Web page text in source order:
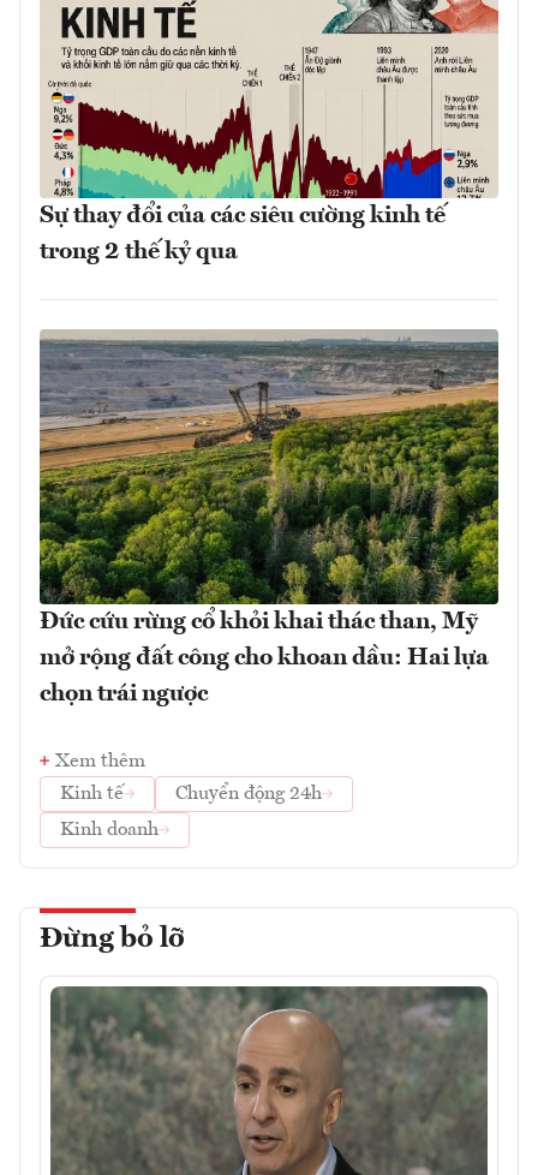
Sự thay đổi của các siêu cường kinh tế
trong 2 thế kỷ qua
Đức cứu rừng cổ khỏi khai thác than, Mỹ
mở rộng đất công cho khoan dầu: Hai lựa
chọn trái ngược
Xem thêm
Kinh tế
Chuyển động 24h
Kinh doanh
Đừng bỏ lỡ